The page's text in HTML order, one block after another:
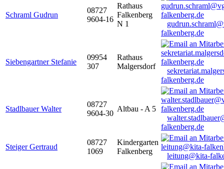
Schraml Gudrun
08727
9604-16
Rathaus
Falkenberg
N 1
falkenberg.de
Siebengartner Stefanie
09954
307
Rathaus
Malgersdorf
falkenberg.de
Stadlbauer Walter
08727
9604-30
Altbau - A 5
falkenberg.de
Steiger Gertraud
08727
1069
Kindergarten
Falkenberg
leitung@kita-